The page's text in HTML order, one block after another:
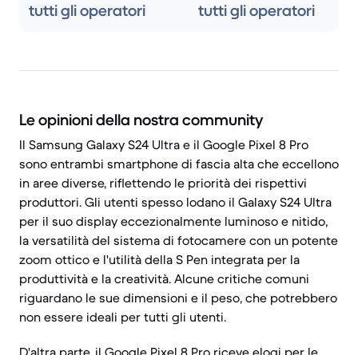
tutti gli operatori
tutti gli operatori
Le opinioni della nostra community
Il Samsung Galaxy S24 Ultra e il Google Pixel 8 Pro
sono entrambi smartphone di fascia alta che eccellono
in aree diverse, riflettendo le priorità dei rispettivi
produttori. Gli utenti spesso lodano il Galaxy S24 Ultra
per il suo display eccezionalmente luminoso e nitido,
la versatilità del sistema di fotocamere con un potente
zoom ottico e l'utilità della S Pen integrata per la
produttività e la creatività. Alcune critiche comuni
riguardano le sue dimensioni e il peso, che potrebbero
non essere ideali per tutti gli utenti.
D'altra parte, il Google Pixel 8 Pro riceve elogi per le